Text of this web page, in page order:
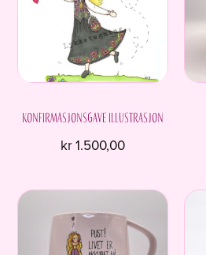
Konfirmasjonsgave Illustrasjon
kr1.500,00